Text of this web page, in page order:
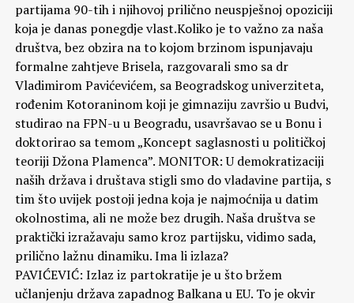
partijama 90-tih i njihovoj prilično neuspješnoj opoziciji
koja je danas ponegdje vlast.Koliko je to važno za naša
društva, bez obzira na to kojom brzinom ispunjavaju
formalne zahtjeve Brisela, razgovarali smo sa dr
Vladimirom Pavićevićem, sa Beogradskog univerziteta,
rođenim Kotoraninom koji je gimnaziju završio u Budvi,
studirao na FPN-u u Beogradu, usavršavao se u Bonu i
doktorirao sa temom „Koncept saglasnosti u političkoj
teoriji Džona Plamenca”.MONITOR: U demokratizaciji
naših država i društava stigli smo do vladavine partija, s
tim što uvijek postoji jedna koja je najmoćnija u datim
okolnostima, ali ne može bez drugih. Naša društva se
praktički izražavaju samo kroz partijsku, vidimo sada,
prilično lažnu dinamiku. Ima li izlaza?
PAVIĆEVIĆ: Izlaz iz partokratije je u što bržem
učlanjenju država zapadnog Balkana u EU. To je okvir